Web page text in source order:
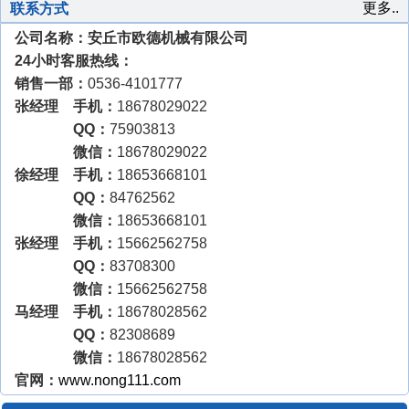
更多..
联系方式
公司名称：安丘市欧德机械有限公司
24小时客服热线：
销售一部： 0536-4101777
张经理 手机： 18678029022
QQ： 75903813
微信： 18678029022
徐经理 手机： 18653668101
QQ： 84762562
微信： 18653668101
张经理 手机： 15662562758
QQ： 83708300
微信： 15662562758
马经理 手机： 18678028562
QQ： 82308689
微信： 18678028562
官网： www.nong111.com